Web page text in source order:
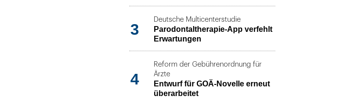
3
Deutsche Multicenterstudie
Parodontaltherapie-App verfehlt
Erwartungen
4
Reform der Gebührenordnung für
Ärzte
Entwurf für GOÄ-Novelle erneut
überarbeitet